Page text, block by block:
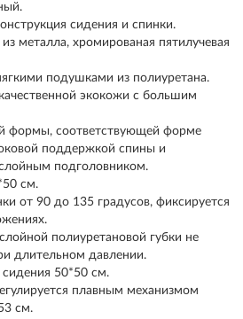
сидения и спинки.
металла, хромированая пятилучевая
подушками из полиуретана.
экокожи с большим
формы, соответствующей форме
поддержкой спины и
подголовником.
см.
от 90 до 135 градусов, фиксируется
полиуретановой губки не
длительном давлении.
сидения 50*50 см.
плавным механизмом
см.